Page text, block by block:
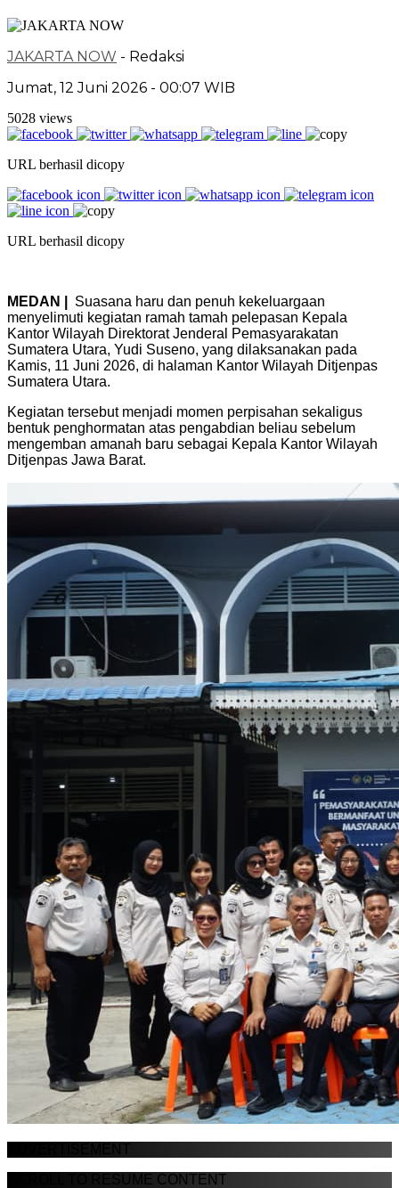
JAKARTA NOW - Redaksi
Jumat, 12 Juni 2026 - 00:07 WIB
5028 views
URL berhasil dicopy
URL berhasil dicopy
MEDAN | Suasana haru dan penuh kekeluargaan
menyelimuti kegiatan ramah tamah pelepasan Kepala
Kantor Wilayah Direktorat Jenderal Pemasyarakatan
Sumatera Utara, Yudi Suseno, yang dilaksanakan pada
Kamis, 11 Juni 2026, di halaman Kantor Wilayah Ditjenpas
Sumatera Utara.
Kegiatan tersebut menjadi momen perpisahan sekaligus
bentuk penghormatan atas pengabdian beliau sebelum
mengemban amanah baru sebagai Kepala Kantor Wilayah
Ditjenpas Jawa Barat.
ADVERTISEMENT
SCROLL TO RESUME CONTENT